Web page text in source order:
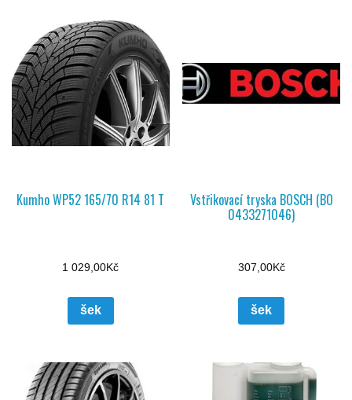
Kumho WP52 165/70 R14 81 T
1 029,00Kč
šek
Vstřikovací tryska BOSCH (BO
0433271046)
307,00Kč
šek